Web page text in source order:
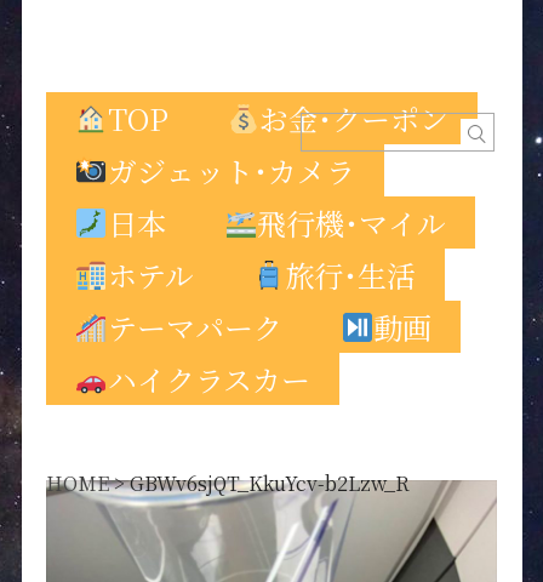
TOP
お金･クーポン
ガジェット･カメラ
日本
飛行機･マイル
ホテル
旅行･生活
テーマパーク
動画
ハイクラスカー
HOME>GBWv6sjQT_KkuYcv-b2Lzw_R